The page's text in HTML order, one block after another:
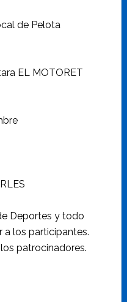
de Pelota
EL MOTORET
Deportes y todo
a los participantes.
patrocinadores.